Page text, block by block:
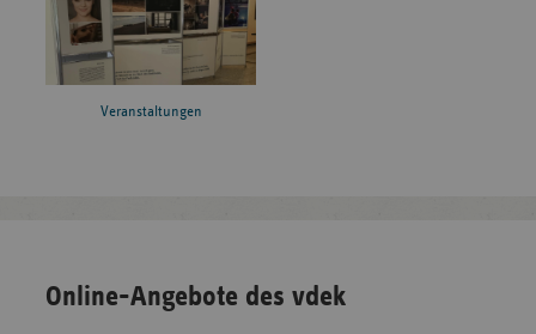
Veranstaltungen
Online-Angebote des vdek